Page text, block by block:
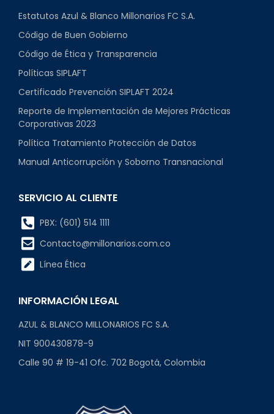
Estatutos Azul & Blanco Millonarios FC S.A.
Código de Buen Gobierno
Código de Ética y Transparencia
Políticas SIPLAFT
Certificado Prevención SIPLAFT 2024
Reporte de Implementación de Mejores Prácticas
Corporativas 2023
Política Tratamiento Protección de Datos
Manual Anticorrupción y Soborno Transnacional
SERVICIO AL CLIENTE
PBX: (601) 514 1111
Contacto@millonarios.com.co
Línea Ética
INFORMACIÓN LEGAL
AZUL & BLANCO MILLONARIOS FC S.A.
NIT 900430878-9
Calle 90 # 19-41 Ofc. 702 Bogotá, Colombia